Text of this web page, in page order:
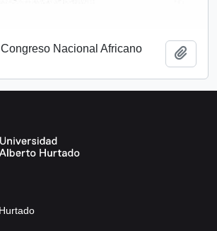
Nacional Africano